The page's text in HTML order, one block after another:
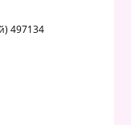
497134